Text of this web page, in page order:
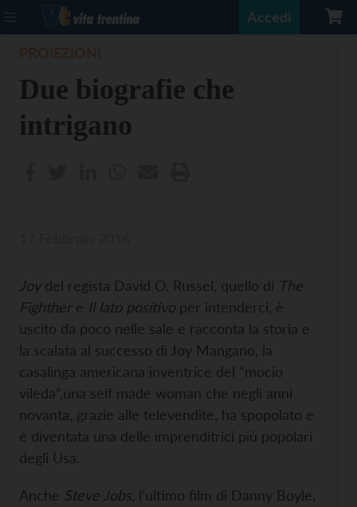
Accedi
Due biografie che
intrigano
Joydel regista David O. Russel, quello di The
Fighthere Il lato positivo per intenderci, è
uscito da poco nelle sale e racconta la storia e
la scalata al successo di Joy Mangano, la
casalinga americana inventrice del “mocio
vileda”,una self made woman che negli anni
novanta, grazie alle televendite, ha spopolato e
è diventata una delle imprenditrici più popolari
degli Usa.
Anche Steve Jobs, l’ultimo film di Danny Boyle,